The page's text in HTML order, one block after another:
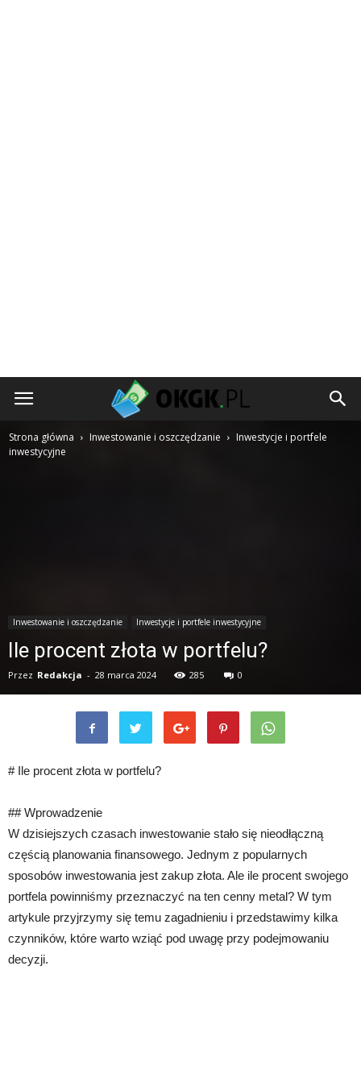
okgk.pl
Strona główna Inwestowanie i oszczędzanie
Inwestycje i portfele
inwestycyjne
Inwestowanie i oszczędzanie Inwestycje i portfele inwestycyjne
Ile procent złota w portfelu?
Przez Redakcja - 28 marca 2024 285 0
# Ile procent złota w portfelu?
## Wprowadzenie
W dzisiejszych czasach inwestowanie stało się nieodłączną
częścią planowania finansowego. Jednym z popularnych
sposobów inwestowania jest zakup złota. Ale ile procent swojego
portfela powinniśmy przeznaczyć na ten cenny metal? W tym
artykule przyjrzymy się temu zagadnieniu i przedstawimy kilka
czynników, które warto wziąć pod uwagę przy podejmowaniu
decyzji.